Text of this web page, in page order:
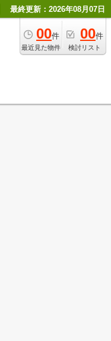
最終更新：2026年08月07日
00件
最近見た物件
00件
検討リスト